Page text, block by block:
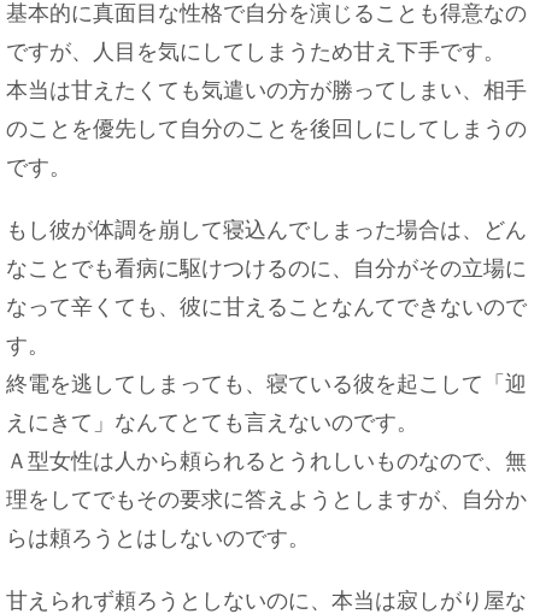
基本的に真面目な性格で自分を演じることも得意なの
ですが、人目を気にしてしまうため甘え下手です。
本当は甘えたくても気遣いの方が勝ってしまい、相手
のことを優先して自分のことを後回しにしてしまうの
です。
もし彼が体調を崩して寝込んでしまった場合は、どん
なことでも看病に駆けつけるのに、自分がその立場に
なって辛くても、彼に甘えることなんてできないので
す。
終電を逃してしまっても、寝ている彼を起こして「迎
えにきて」なんてとても言えないのです。
Ａ型女性は人から頼られるとうれしいものなので、無
理をしてでもその要求に答えようとしますが、自分か
らは頼ろうとはしないのです。
甘えられず頼ろうとしないのに、本当は寂しがり屋な